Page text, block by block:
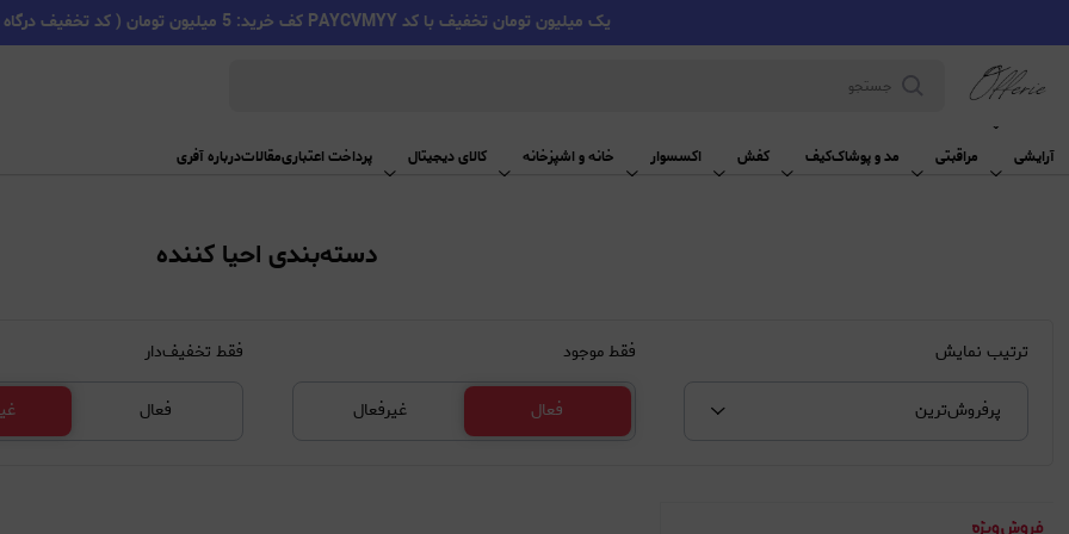
یک میلیون تومان تخفیف با کد PAYCVMYY کف خرید: 5 میلیون تومان ( کد تخفیف درگاه اسنپ پی )
آرایشی مراقبتی مد و پوشاککیف کفش اکسسوار خانه و اشپزخانه کالای دیجیتال پرداخت اعتباریمقالاتدرباره آفری
دسته‌بندی احیا کننده
ترتیب نمایش
پرفروش‌‌ترین
فقط موجود
فعال غیرفعال
فقط تخفیف‌دار
فعال